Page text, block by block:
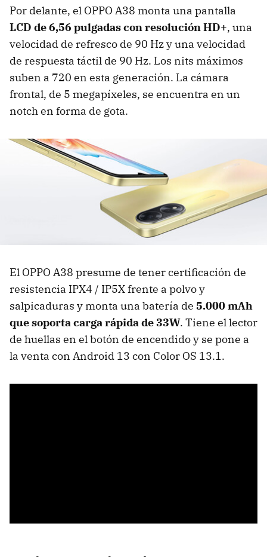
Por delante, el OPPO A38 monta una pantalla
LCD de 6,56 pulgadas con resolución HD+, una
velocidad de refresco de 90 Hz y una velocidad
de respuesta táctil de 90 Hz. Los nits máximos
suben a 720 en esta generación. La cámara
frontal, de 5 megapíxeles, se encuentra en un
notch en forma de gota.
El OPPO A38 presume de tener certificación de
resistencia IPX4 / IP5X frente a polvo y
salpicaduras y monta una batería de 5.000 mAh
que soporta carga rápida de 33W. Tiene el lector
de huellas en el botón de encendido y se pone a
la venta con Android 13 con Color OS 13.1.